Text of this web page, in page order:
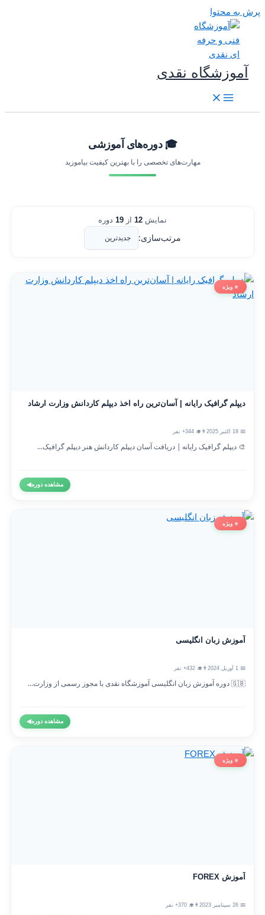
به محتوا
آموزشگاه نقدی
🎓 دوره‌های آموزشی
مهارت‌های تخصصی را با بهترین کیفیت بیاموزید
نمایش12 از 19 دوره
مرتب‌سازی:
⭐ ویژه
دیپلم گرافیک رایانه | آسان‌ترین راه اخذ دیپلم کاردانش وزارت ارشاد
👨‍🎓 344+ نفر
🎨 دیپلم گرافیک رایانه | دریافت آسان دیپلم کاردانش هنر دیپلم گرافیک...
مشاهده دوره◀
⭐ ویژه
آموزش زبان انگلیسی
👨‍🎓 432+ نفر
🇬🇧 دوره آموزش زبان انگلیسی آموزشگاه نقدی با مجوز رسمی از وزارت...
مشاهده دوره◀
⭐ ویژه
آموزش FOREX
👨‍🎓 370+ نفر